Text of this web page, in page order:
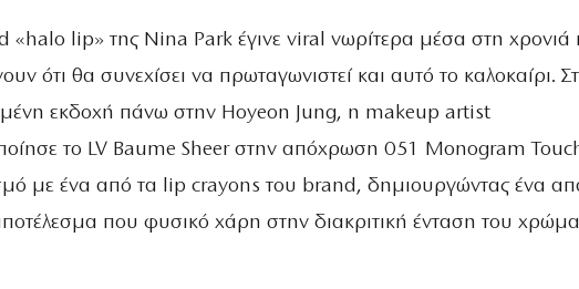
«halo lip» της Nina Park έγινε viral νωρίτερα μέσα στη χρονιά
ότι θα συνεχίσει να πρωταγωνιστεί και αυτό το καλοκαίρι.
εκδοχή πάνω στην Hoyeon Jung, η makeup artist
το LV Baume Sheer στην απόχρωση 051 Monogram
με ένα από τα lip crayons του brand, δημιουργώντας ένα
που φυσικό χάρη στην διακριτική ένταση του